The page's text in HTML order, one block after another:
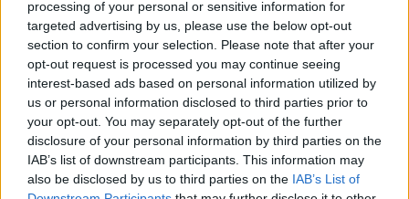
processing of your personal or sensitive information for
targeted advertising by us, please use the below opt-out
section to confirm your selection. Please note that after your
opt-out request is processed you may continue seeing
interest-based ads based on personal information utilized by
us or personal information disclosed to third parties prior to
your opt-out. You may separately opt-out of the further
disclosure of your personal information by third parties on the
IAB’s list of downstream participants. This information may
also be disclosed by us to third parties on the IAB’s List of
συναντούν περίπλοκα εμπόδια και
δυσκολίες εξαιτίας της επιμονής του Ισραήλ
να παρουσιάσει, την Παρασκευή, ένα χάρτη
αποχώρησης ο οποίος δεν είναι στην
πραγματικότητα παρά ένας χάρτης νέας
ανάπτυξης και αναδιάταξης του ισραηλινού
στρατού και όχι μια πραγματική αποχώρηση»,
είπε μία από τις πηγές αυτές.